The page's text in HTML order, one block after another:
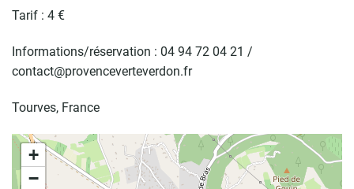
Tarif : 4 €
Informations/réservation : 04 94 72 04 21 /
contact@provenceverteverdon.fr
Tourves, France
+
−